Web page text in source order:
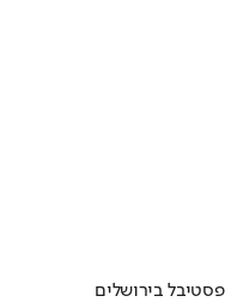
בירושלים